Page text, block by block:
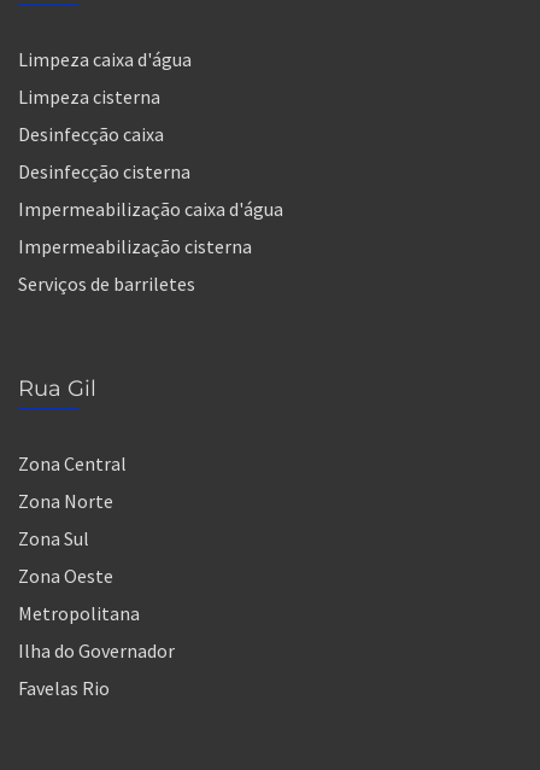
Limpeza caixa d'água
Limpeza cisterna
Desinfecção caixa
Desinfecção cisterna
Impermeabilização caixa d'água
Impermeabilização cisterna
Serviços de barriletes
Rua Gil
Zona Central
Zona Norte
Zona Sul
Zona Oeste
Metropolitana
Ilha do Governador
Favelas Rio